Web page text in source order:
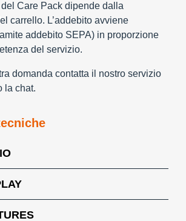
del Care Pack dipende dalla
carrello. L’addebito avviene
addebito SEPA) in proporzione
del servizio.
domanda contatta il nostro servizio
la chat.